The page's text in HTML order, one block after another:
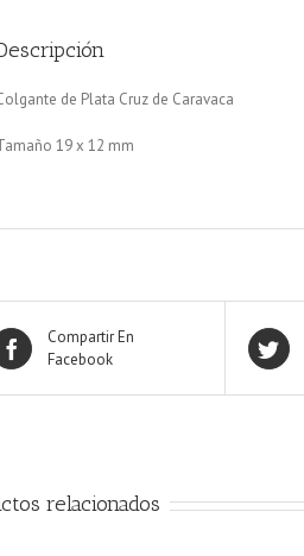
de Plata Cruz de Caravaca
19 x 12 mm
Compartir En
Facebook
relacionados